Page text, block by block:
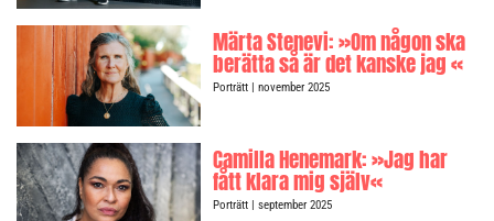
Märta Stenevi: »Om någon ska
berätta så är det kanske jag «
Porträtt| november 2025
Camilla Henemark: »Jag har
fått klara mig själv«
Porträtt| september 2025